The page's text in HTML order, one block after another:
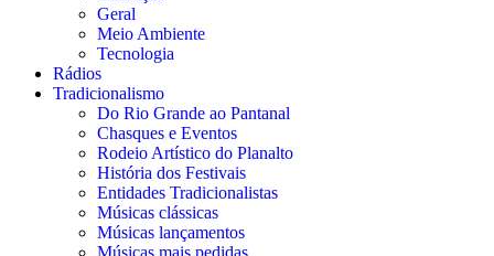
Geral
Meio Ambiente
Tecnologia
Rádios
Tradicionalismo
Do Rio Grande ao Pantanal
Chasques e Eventos
Rodeio Artístico do Planalto
História dos Festivais
Entidades Tradicionalistas
Músicas clássicas
Músicas lançamentos